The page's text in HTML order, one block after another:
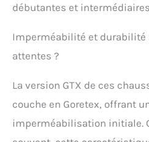
débutantes et
Imperméabilité et durabilité
attentes ?
La version GTX de ces
couche en Goretex, offrant
imperméabilisation initiale.